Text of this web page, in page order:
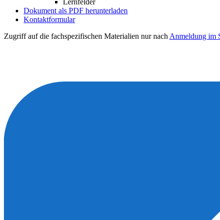
Lernfelder
Dokument als PDF herunterladen
Kontaktformular
Zugriff auf die fachspezifischen Materialien nur nach Anmeldung im